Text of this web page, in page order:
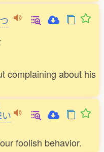
complaining about his
い
foolish behavior.